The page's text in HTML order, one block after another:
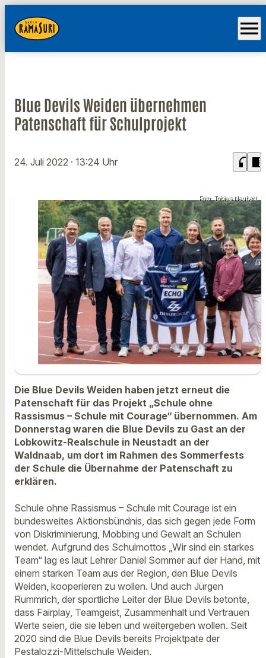
menu
Blue Devils Weiden übernehmen
Patenschaft für Schulprojekt
24. Juli 2022 · 13:24 Uhr headphones chrome_reader_mode
Foto: Tobias Neubert
Die Blue Devils Weiden haben jetzt erneut die
Patenschaft für das Projekt „Schule ohne
Rassismus – Schule mit Courage“ übernommen. Am
Donnerstag waren die Blue Devils zu Gast an der
Lobkowitz-Realschule in Neustadt an der
Waldnaab, um dort im Rahmen des Sommerfests
der Schule die Übernahme der Patenschaft zu
erklären.
Schule ohne Rassismus – Schule mit Courage ist ein
bundesweites Aktionsbündnis, das sich gegen jede Form
von Diskriminierung, Mobbing und Gewalt an Schulen
wendet. Aufgrund des Schulmottos „Wir sind ein starkes
Team“ lag es laut Lehrer Daniel Sommer auf der Hand, mit
einem starken Team aus der Region, den Blue Devils
Weiden, kooperieren zu wollen. Und auch Jürgen
Rummrich, der sportliche Leiter der Blue Devils betonte,
dass Fairplay, Teamgeist, Zusammenhalt und Vertrauen
Werte seien, die sie leben und weitergeben wollen. Seit
2020 sind die Blue Devils bereits Projektpate der
Pestalozzi-Mittelschule Weiden.